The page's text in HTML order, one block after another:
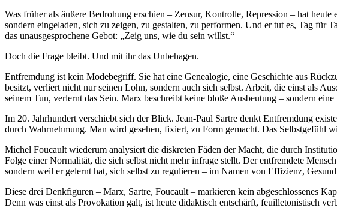
Was früher als äußere Bedrohung erschien – Zensur, Kontrolle, Repression – hat
sondern eingeladen, sich zu zeigen, zu gestalten, zu performen. Und er tut es, Tag
das unausgesprochene Gebot: „Zeig uns, wie du sein willst.“
Doch die Frage bleibt. Und mit ihr das Unbehagen.
Entfremdung ist kein Modebegriff. Sie hat eine Genealogie, eine Geschichte aus
besitzt, verliert nicht nur seinen Lohn, sondern auch sich selbst. Arbeit, die einst als
seinem Tun, verlernt das Sein. Marx beschreibt keine bloße Ausbeutung – sondern
Im 20. Jahrhundert verschiebt sich der Blick. Jean-Paul Sartre denkt Entfremdung
durch Wahrnehmung. Man wird gesehen, fixiert, zu Form gemacht. Das
Michel Foucault wiederum analysiert die diskreten Fäden der Macht, die durch
Folge einer Normalität, die sich selbst nicht mehr infrage stellt. Der entfremdete
sondern weil er gelernt hat, sich selbst zu regulieren – im Namen von Effizienz,
Diese drei Denkfiguren – Marx, Sartre, Foucault – markieren kein abgeschlossenes
Denn was einst als Provokation galt, ist heute didaktisch entschärft, feuilletonistisch